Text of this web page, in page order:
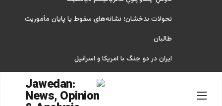
تحولات بدخشان؛ نشانه‌های سقوط یا پایان مأموریت
طالبان
ایران در دو جنگ با امریکا و اسرائیل